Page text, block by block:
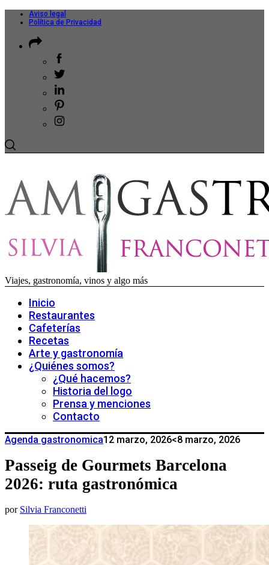
Aviso legal
Política de Privacidad
Viajes, gastronomía, vinos y algo más
Inicio
Restaurantes
Cafeterías
Recetas
Arte y gastronomía
¿Quiénes somos?
¿Qué hacemos?
Historia del logo
Prensa y menciones
Contacto
Agenda gastronomica12 marzo, 2026<8 marzo, 2026
Passeig de Gourmets Barcelona
2026: ruta gastronómica
por Silvia Franconetti